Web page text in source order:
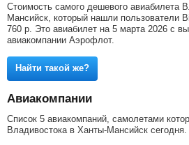
Стоимость самого дешевого авиабилета
Мансийск, который нашли пользователи
760 р . Это авиабилет на 5 марта 2026 с
авиакомпании Аэрофлот.
Найти такой же?
Авиакомпании
Список 5 авиакомпаний, самолетами
Владивостока в Ханты-Мансийск сегодня.